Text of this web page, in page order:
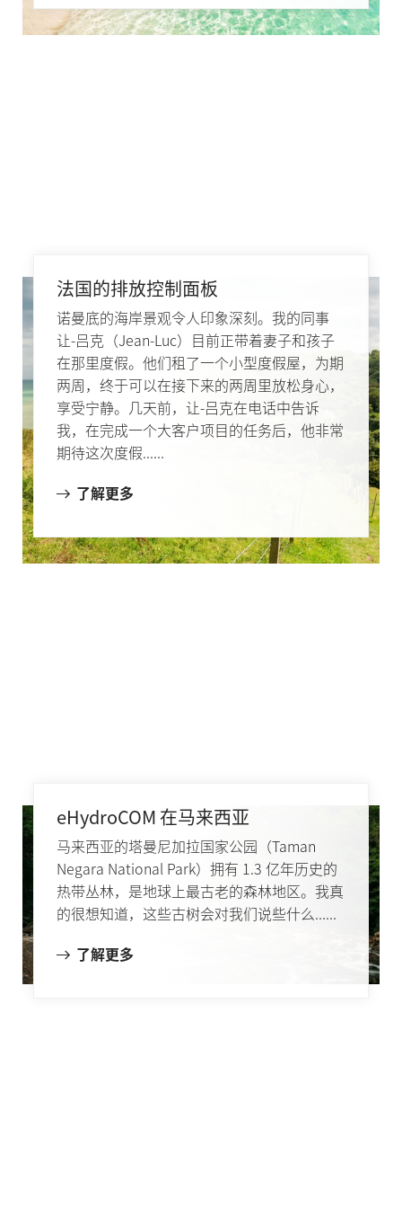
法国的排放控制面板
诺曼底的海岸景观令人印象深刻。我的同事
让-吕克（Jean-Luc）目前正带着妻子和孩子
在那里度假。他们租了一个小型度假屋，为期
两周，终于可以在接下来的两周里放松身心，
享受宁静。几天前，让-吕克在电话中告诉
我，在完成一个大客户项目的任务后，他非常
期待这次度假......
了解更多
eHydroCOM 在马来西亚
马来西亚的塔曼尼加拉国家公园（Taman
Negara National Park）拥有 1.3 亿年历史的
热带丛林，是地球上最古老的森林地区。我真
的很想知道，这些古树会对我们说些什么......
了解更多